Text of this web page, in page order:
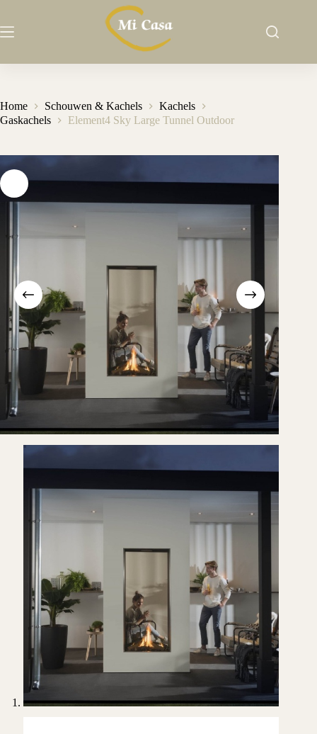
de
Home Schouwen & Kachels
Kachels
Gaskachels
Element4 Sky Large Tunnel Outdoor